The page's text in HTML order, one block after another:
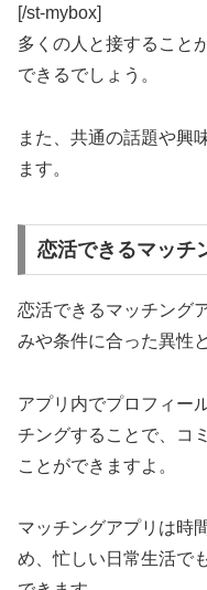
[/st-mybox]
多くの人と接すること
できるでしょう。
また、共通の話題や興
ます。
恋活できるマッチ
恋活できるマッチング
みや条件に合った異性
アプリ内でプロフィー
チングすることで、コ
ことができますよ。
マッチングアプリは時
め、忙しい日常生活で